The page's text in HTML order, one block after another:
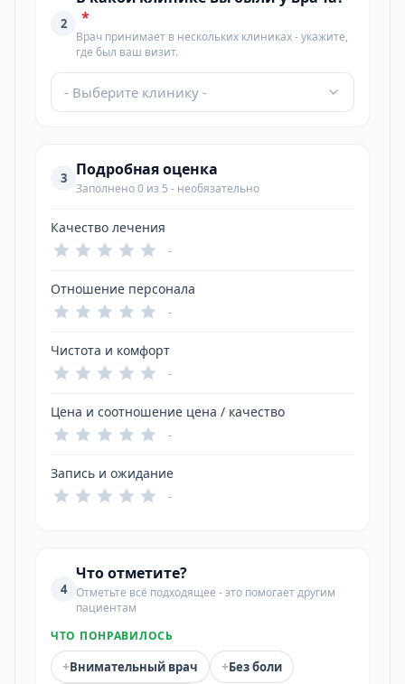
2
*
Врач принимает в нескольких клиниках - укажите,
где был ваш визит.
- Выберите клинику -
3 Подробная оценка
Заполнено 0 из 5 - необязательно
Качество лечения
-
Отношение персонала
-
Чистота и комфорт
-
Цена и соотношение цена / качество
-
Запись и ожидание
-
4
Что отметите?
Отметьте всё подходящее - это помогает другим
пациентам
ЧТО ПОНРАВИЛОСЬ
+Внимательный врач +Без боли